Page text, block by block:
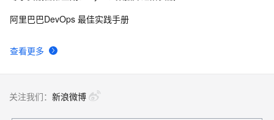
查看更多
阿里巴巴DevOps 最佳实践手册
关注我们： 新浪微博